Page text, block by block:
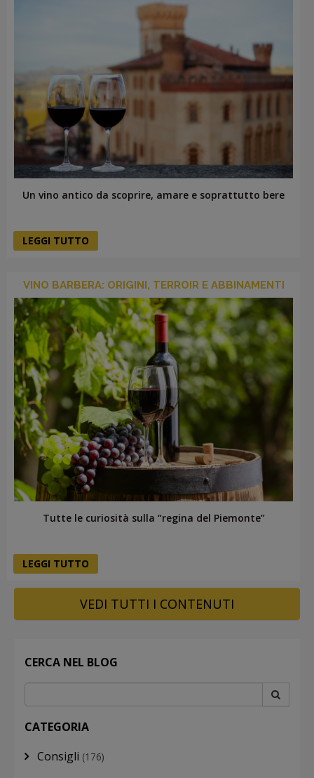
Un vino antico da scoprire, amare e soprattutto bere
LEGGI TUTTO
VINO BARBERA: ORIGINI, TERROIR E ABBINAMENTI
Tutte le curiosità sulla “regina del Piemonte”
LEGGI TUTTO
VEDI TUTTI I CONTENUTI
CERCA NEL BLOG
CATEGORIA
Consigli (176)